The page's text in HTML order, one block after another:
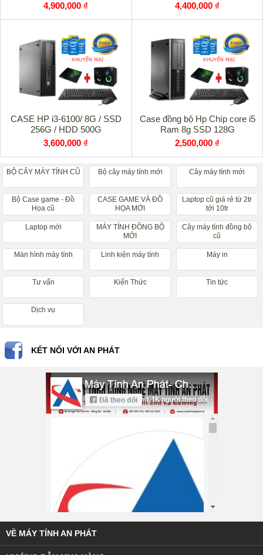
4,900,000 ₫
4,400,000 ₫
CASE HP i3-6100/ 8G / SSD
256G / HDD 500G
3,600,000 ₫
Case đồng bộ Hp Chíp core i5
Ram 8g SSD 128G
2,500,000 ₫
BỘ CÂY MÁY TÍNH CŨ Bộ cây máy tính mới Cây máy tính mới
Bộ Case game - Đồ
Họa cũ
CASE GAME VÀ ĐỒ
HỌA MỚI
Laptop cũ giá rẻ từ 2tr
tới 10tr
Laptop mới
MÁY TÍNH ĐỒNG BỘ
MỚI
Cây máy tính đồng bộ
cũ
Màn hình máy tính Linh kiện máy tính Máy in
Tư vấn Kiến Thức Tin tức
Dịch vụ
KẾT NỐI VỚI AN PHÁT
VỀ MÁY TÍNH AN PHÁT